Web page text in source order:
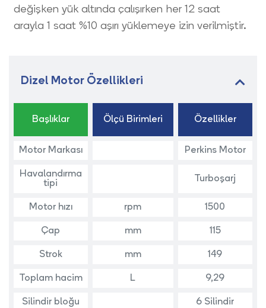
değişken yük altında çalışırken her 12 saat
arayla 1 saat %10 aşırı yüklemeye izin verilmiştir.
Dizel Motor Özellikleri
Başlıklar Ölçü Birimleri Özellikler
Motor Markası Perkins Motor
Havalandırma
tipi
Turboşarj
Motor hızı rpm 1500
Çap mm 115
Strok mm 149
Toplam hacim L 9,29
Silindir bloğu 6 Silindir